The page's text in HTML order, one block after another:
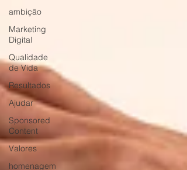
ambição
Marketing
Digital
Qualidade
de Vida
Resultados
Ajudar
Sponsored
Content
Valores
homenagem